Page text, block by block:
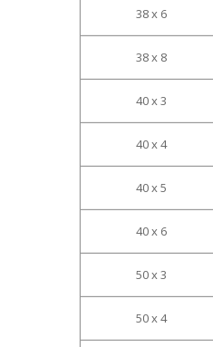
38 x 6
38 x 8
40 x 3
40 x 4
40 x 5
40 x 6
50 x 3
50 x 4